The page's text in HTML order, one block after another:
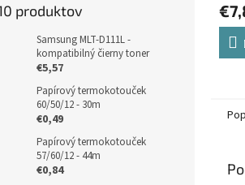
produktov
Samsung MLT-D111L -
kompatibilný čierny toner
€5,57
Papírový termokotouček
60/50/12 - 30m
€0,49
Papírový termokotouček
57/60/12 - 44m
€0,84